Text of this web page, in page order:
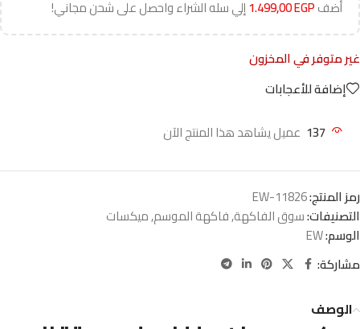
أضف 1.499,00EGP إلي سله الشراء واحصل على شحن مجاني!
غير متوفر في المخزون
إضافة للأعجابات
137 عميل يشاهد هذا المنتج الآن
رمز المنتج:EW-11826
التصنيفات:سوق الفاكهة,فاكهة الموسم,ميكسات
الوسم:EW
مشاركة:
الوصف